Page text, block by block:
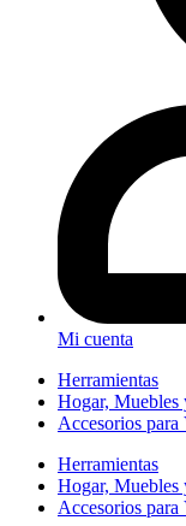
Mi cuenta
Herramientas
Hogar, Muebles
Accesorios para
Herramientas
Hogar, Muebles
Accesorios para